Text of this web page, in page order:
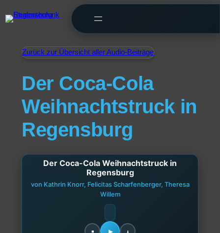
Zurück zur Übersicht aller Audio-Beiträge
Der Coca-Cola
Weihnachtstruck in
Regensburg
Der Coca-Cola Weihnachtstruck in
Regensburg
von Kathrin Knorr, Felicitas Scharfenberger, Theresa
Willem